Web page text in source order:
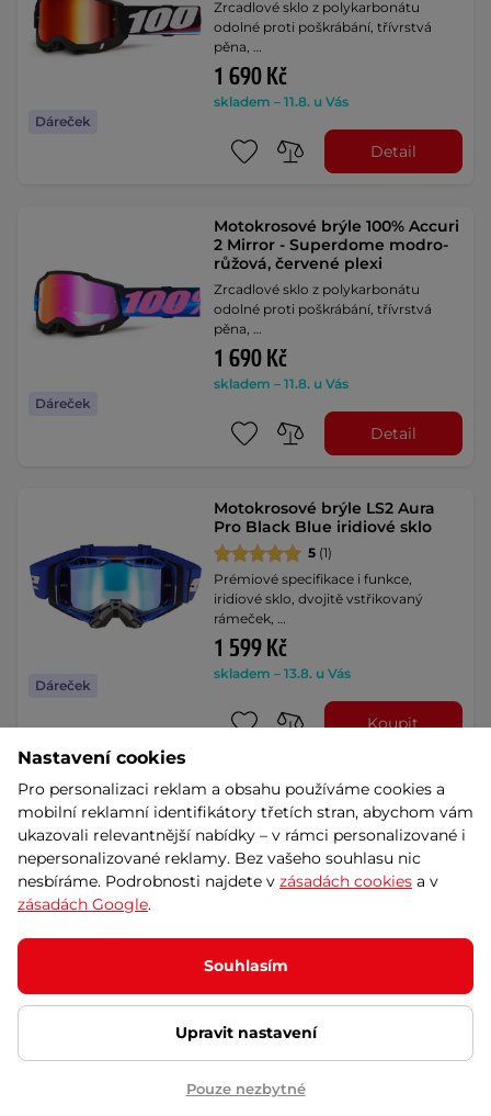
Dáreček
Zrcadlové sklo z polykarbonátu
odolné proti poškrábání, třívrstvá
pěna, …
1 690 Kč
skladem – 11.8. u Vás
Detail
Dáreček
Motokrosové brýle 100% Accuri
2 Mirror - Superdome modro-
růžová, červené plexi
Zrcadlové sklo z polykarbonátu
odolné proti poškrábání, třívrstvá
pěna, …
1 690 Kč
skladem – 11.8. u Vás
Detail
Dáreček
Motokrosové brýle LS2 Aura
Pro Black Blue iridiové sklo
5 (1)
Prémiové specifikace i funkce,
iridiové sklo, dvojitě vstřikovaný
rámeček, …
1 599 Kč
skladem – 13.8. u Vás
Koupit
Motokrosové brýle LS2 Aura
Pro Black Red iridiové sklo
5(1)
Prémiové specifikace i funkce,
iridiové sklo, dvojitě vstřikovaný
1 599 Kč
skladem – 13.8. u Vás
Koupit
Motokrosové brýle 100% Strata
Nastavení cookies
Pro personalizaci reklam a obsahu používáme cookies a
mobilní reklamní identifikátory třetích stran, abychom vám
ukazovali relevantnější nabídky – v rámci personalizované i
nepersonalizované reklamy. Bez vašeho souhlasu nic
nesbíráme. Podrobnosti najdete v zásadách cookies a v
zásadách Google.
Souhlasím
Upravit nastavení
Pouze nezbytné